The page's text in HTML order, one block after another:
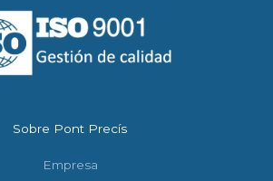
Sobre Pont Precís
Empresa